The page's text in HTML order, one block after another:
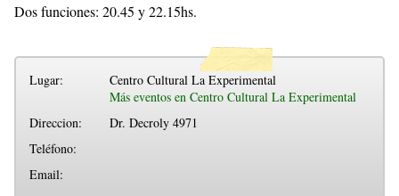
Dos funciones: 20.45 y 22.15hs.
Lugar:
Centro Cultural La Experimental
Más eventos en Centro Cultural La Experimental
Direccion:
Dr. Decroly 4971
Teléfono:
Email: